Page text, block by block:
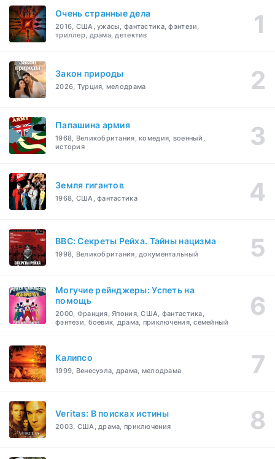
Очень странные дела
2016, США, ужасы, фантастика, фэнтези,
триллер, драма, детектив
Закон природы
2026, Турция, мелодрама
Папашина армия
1968, Великобритания, комедия, военный,
история
Земля гигантов
1968, США, фантастика
BBC: Секреты Рейха. Тайны нацизма
1998, Великобритания, документальный
Могучие рейнджеры: Успеть на
помощь
2000, Франция, Япония, США, фантастика,
фэнтези, боевик, драма, приключения, семейный
Калипсо
1999, Венесуэла, драма, мелодрама
Veritas: В поисках истины
2003, США, драма, приключения